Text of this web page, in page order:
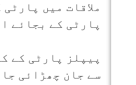
ملاقات میں
پارٹی کے بجائے
پیپلز پارٹی کے
سے جان چھڑائی